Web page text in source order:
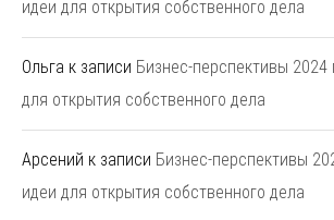
идеи для открытия собственного дела
Ольга к записи Бизнес-перспективы 2024
для открытия собственного дела
Арсений к записи Бизнес-перспективы
идеи для открытия собственного дела